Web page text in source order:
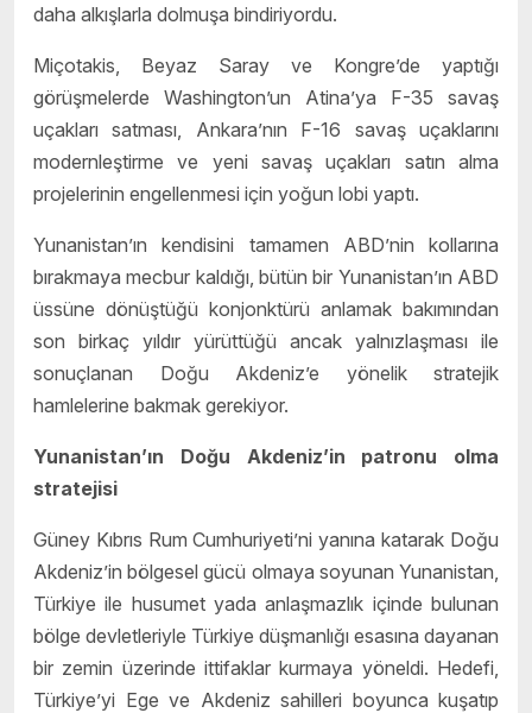
daha alkışlarla dolmuşa bindiriyordu.
Miçotakis, Beyaz Saray ve Kongre’de yaptığı
görüşmelerde Washington’un Atina’ya F-35 savaş
uçakları satması, Ankara’nın F-16 savaş uçaklarını
modernleştirme ve yeni savaş uçakları satın alma
projelerinin engellenmesi için yoğun lobi yaptı.
Yunanistan’ın kendisini tamamen ABD’nin kollarına
bırakmaya mecbur kaldığı, bütün bir Yunanistan’ın ABD
üssüne dönüştüğü konjonktürü anlamak bakımından
son birkaç yıldır yürüttüğü ancak yalnızlaşması ile
sonuçlanan Doğu Akdeniz’e yönelik stratejik
hamlelerine bakmak gerekiyor.
Yunanistan’ın Doğu Akdeniz’in patronu olma
stratejisi
Güney Kıbrıs Rum Cumhuriyeti’ni yanına katarak Doğu
Akdeniz’in bölgesel gücü olmaya soyunan Yunanistan,
Türkiye ile husumet yada anlaşmazlık içinde bulunan
bölge devletleriyle Türkiye düşmanlığı esasına dayanan
bir zemin üzerinde ittifaklar kurmaya yöneldi. Hedefi,
Türkiye’yi Ege ve Akdeniz sahilleri boyunca kuşatıp